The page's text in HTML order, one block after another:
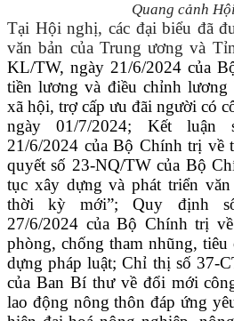
Quang cảnh
Tại Hội nghị, các đại biểu đã
văn bản của Trung ương và
KL/TW, ngày 21/6/2024 của
tiền lương và điều chỉnh lương
xã hội, trợ cấp ưu đãi người có
ngày 01/7/2024; Kết luận
21/6/2024 của Bộ Chính trị về
quyết số 23-NQ/TW của Bộ
tục xây dựng và phát triển
thời kỳ mới”; Quy định
27/6/2024 của Bộ Chính trị
phòng, chống tham nhũng,
dựng pháp luật; Chỉ thị số 37-
của Ban Bí thư về đổi mới
lao động nông thôn đáp ứng